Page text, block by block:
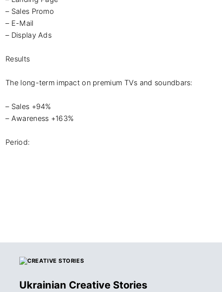
– Sales Promo
– E-Mail
– Display Ads
Results
The long-term impact on premium TVs and soundbars:
– Sales +94%
– Awareness +163%
Period:
Ukrainian Creative Stories